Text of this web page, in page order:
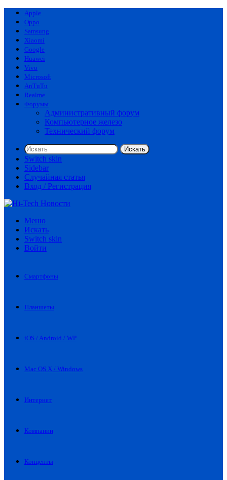
Apple
Oppo
Samsung
Xiaomi
Google
Huawei
Vivo
Microsoft
AnTuTu
Realme
Форумы
Административный форум
Компьютерное железо
Технический форум
Искать
Switch skin
Sidebar
Случайная статья
Вход / Регистрация
Меню
Искать
Switch skin
Войти
Смартфоны
Планшеты
iOS / Android / WP
Mac OS X / Windows
Интернет
Компании
Концепты